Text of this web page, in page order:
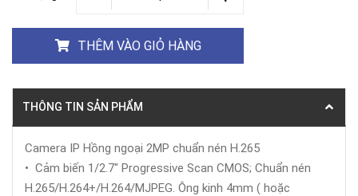
THÊM VÀO GIỎ HÀNG
THÔNG TIN SẢN PHẨM
Camera IP Hồng ngoại 2MP chuẩn nén H.265
• Cảm biến 1/2.7" Progressive Scan CMOS; Chuẩn nén
H.265/H.264+/H.264/MJPEG. Ông kinh 4mm ( hoặc